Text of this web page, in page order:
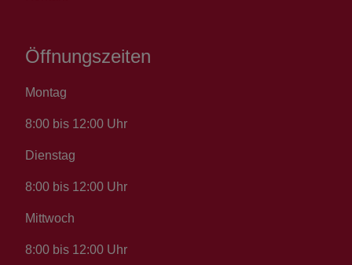
Öffnungszeiten
Montag
8:00 bis 12:00 Uhr
Dienstag
8:00 bis 12:00 Uhr
Mittwoch
8:00 bis 12:00 Uhr